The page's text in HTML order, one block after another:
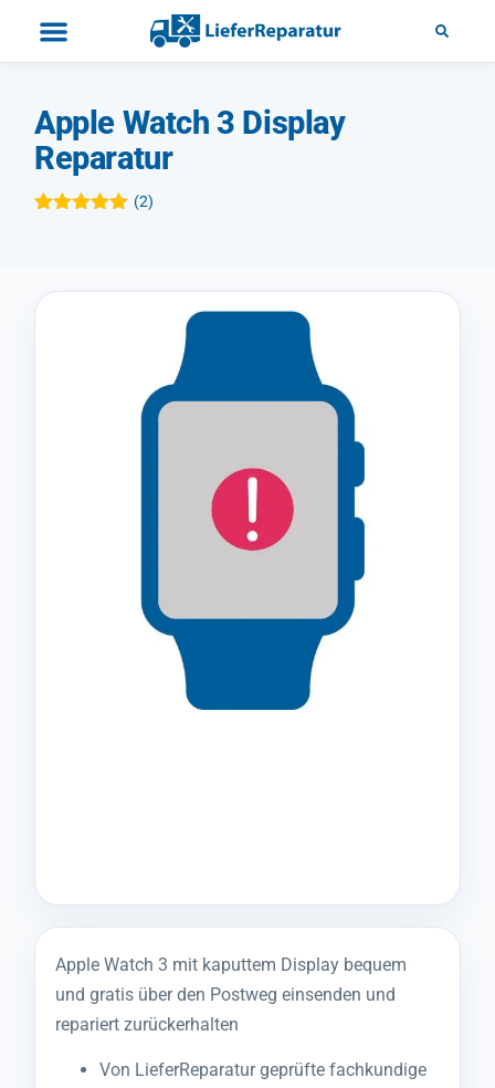
Apple Watch 3 Display
Reparatur
Kundenbewertungen
(2)
Apple Watch 3 mit kaputtem Display bequem
und gratis über den Postweg einsenden und
repariert zurückerhalten
Von LieferReparatur geprüfte fachkundige